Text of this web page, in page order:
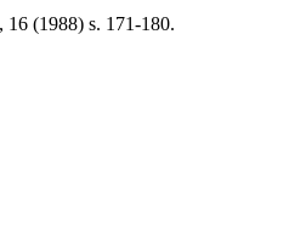
(1988) s. 171-180.